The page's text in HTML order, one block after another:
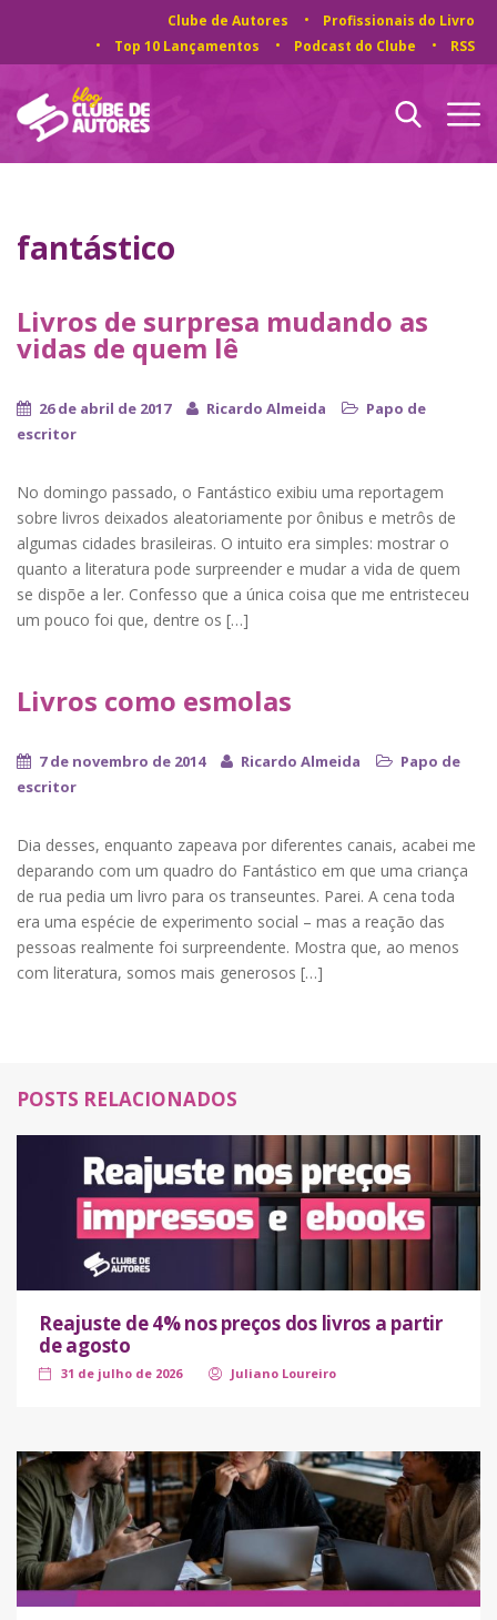
Clube de Autores
Profissionais do Livro
Top 10 Lançamentos
Podcast do Clube RSS
fantástico
Livros de surpresa mudando as
vidas de quem lê
26 de abril de 2017 Ricardo Almeida
Papo de
escritor
No domingo passado, o Fantástico exibiu uma reportagem
sobre livros deixados aleatoriamente por ônibus e metrôs de
algumas cidades brasileiras. O intuito era simples: mostrar o
quanto a literatura pode surpreender e mudar a vida de quem
se dispõe a ler. Confesso que a única coisa que me entristeceu
um pouco foi que, dentre os […]
Livros como esmolas
7 de novembro de 2014 Ricardo Almeida
Papo de
escritor
Dia desses, enquanto zapeava por diferentes canais, acabei me
deparando com um quadro do Fantástico em que uma criança
de rua pedia um livro para os transeuntes. Parei. A cena toda
era uma espécie de experimento social – mas a reação das
pessoas realmente foi surpreendente. Mostra que, ao menos
com literatura, somos mais generosos […]
POSTS RELACIONADOS
Reajuste de 4% nos preços dos livros a partir
de agosto
31 de julho de 2026 Juliano Loureiro